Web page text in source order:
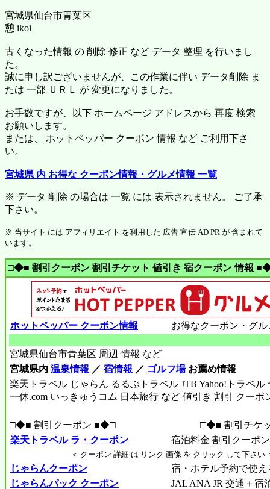
宮城県仙台市青葉区
憩 ikoi
古くなった情報 の 削除 修正 など データ 整理 を行いまし
た。
誠に申し訳ございませんが、この作業に伴い データ削除 ま
たは 一部 ＵＲＬ が 変更になりました。
お手数ですが、以下 ホームページ アドレスから 再度 検索
お願いします。
または、 ホットペッパー クーポン 情報 など ご利用下さ
い。
宮城県 内 お得な クーポン情報・グルメ情報 一覧
※ データ 削除 の場合は 一覧 には 表示されません。 ご了承
下さい。
※ 当サイト には アフィリエイト を利用した 広告 宣伝 AD PR が 含まれて
います。
□◆■ 割引クーポン 割引チケット 値引き 宿クーポン 情報
ホットペッパー クーポン情報 お得なクーポン・グ
宮城県仙台市青葉区 周辺 情報 など
宮城県内 温泉情報 ／ 宿情報 ／ ゴルフ場お薦め情報
楽天トラベル じゃらん るるぶトラベル JTB Yahoo!トラベル
一休.com いっきゅうコム 日本旅行 など 値引き 割引 クーポ
□◆■ 割引クーポン ■◆□
□◆■ 割引チケ
楽天トラベル ラ・クーポン
宿泊料金 割引クーポン
＜ クーポン 詳細 は リンク 画像 を クリック して下さい
じゃらんクーポン
宿・ホテル予約で使
じゃらんパック クーポン
JAL ANA JR 交通＋宿